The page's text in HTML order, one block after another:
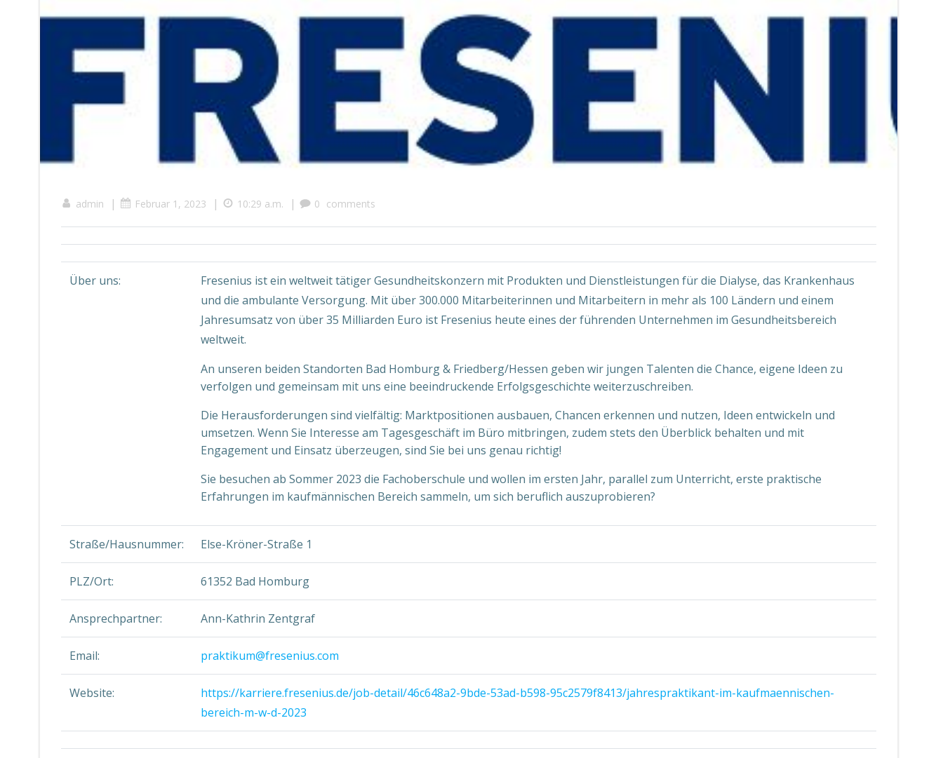
admin | Februar 1, 2023 | 10:29 a.m. | 0 comments
Über uns:
Fresenius ist ein weltweit tätiger Gesundheitskonzern mit Produkten und Dienstleistungen für die Dialyse, das Krankenhaus
und die ambulante Versorgung. Mit über 300.000 Mitarbeiterinnen und Mitarbeitern in mehr als 100 Ländern und einem
Jahresumsatz von über 35 Milliarden Euro ist Fresenius heute eines der führenden Unternehmen im Gesundheitsbereich
weltweit.
An unseren beiden Standorten Bad Homburg & Friedberg/Hessen geben wir jungen Talenten die Chance, eigene Ideen zu
verfolgen und gemeinsam mit uns eine beeindruckende Erfolgsgeschichte weiterzuschreiben.
Die Herausforderungen sind vielfältig: Marktpositionen ausbauen, Chancen erkennen und nutzen, Ideen entwickeln und
umsetzen. Wenn Sie Interesse am Tagesgeschäft im Büro mitbringen, zudem stets den Überblick behalten und mit
Engagement und Einsatz überzeugen, sind Sie bei uns genau richtig!
Sie besuchen ab Sommer 2023 die Fachoberschule und wollen im ersten Jahr, parallel zum Unterricht, erste praktische
Erfahrungen im kaufmännischen Bereich sammeln, um sich beruflich auszuprobieren?
Straße/Hausnummer: Else-Kröner-Straße 1
PLZ/Ort: 61352 Bad Homburg
Ansprechpartner: Ann-Kathrin Zentgraf
Email: praktikum@fresenius.com
Website:
https://karriere.fresenius.de/job-detail/46c648a2-9bde-53ad-b598-95c2579f8413/jahrespraktikant-im-kaufmaennischen-
bereich-m-w-d-2023